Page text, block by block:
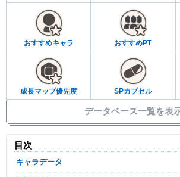
おすすめキャラ おすすめPT
成長マップ優先度 SPカプセル
データベース一覧を表
目次
キャラデータ